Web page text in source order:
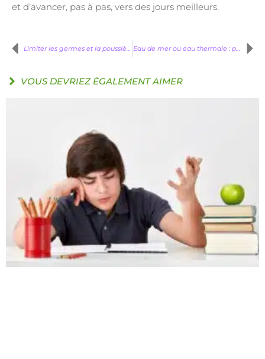
et d’avancer, pas à pas, vers des jours meilleurs.
Limiter les germes et la poussière à la maison : 5 conseils Eau de mer ou eau thermale : propriétés et avantages
VOUS DEVRIEZ ÉGALEMENT AIMER